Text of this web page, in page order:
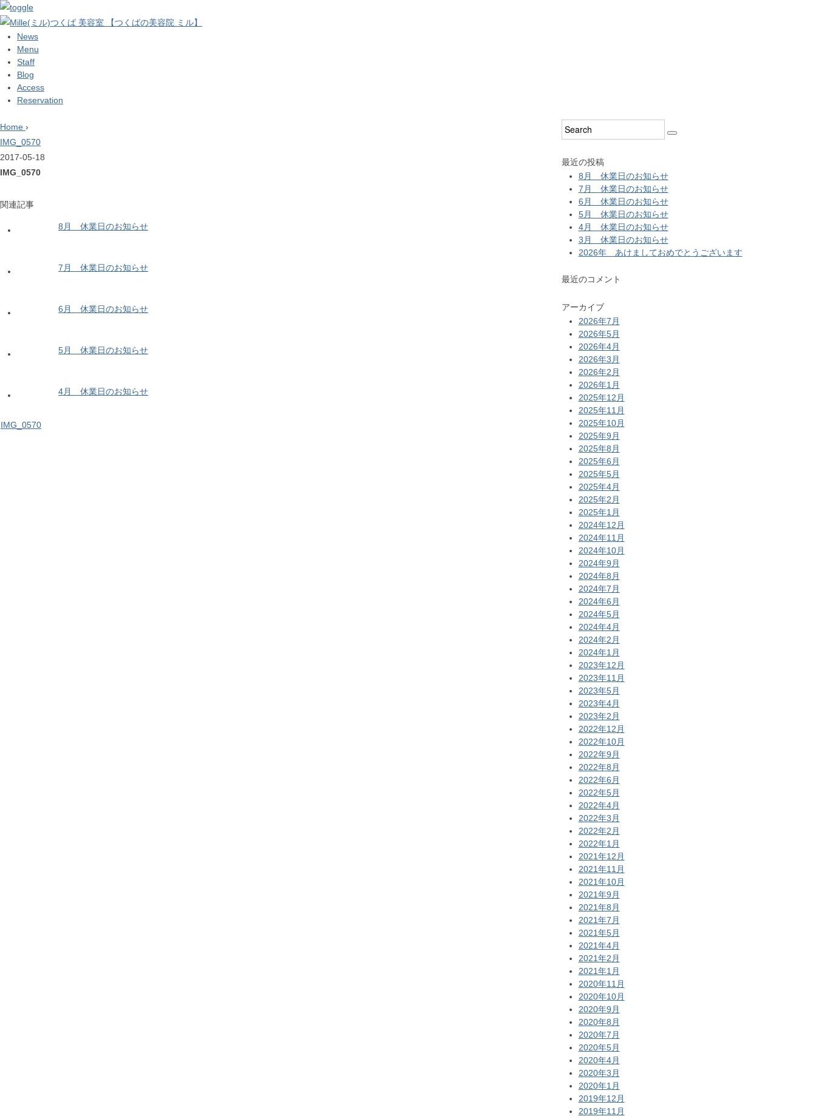
News
Menu
Staff
Blog
Access
Reservation
Home ›
IMG_0570
2017-05-18
IMG_0570
関連記事
8月 休業日のお知らせ
7月 休業日のお知らせ
6月 休業日のお知らせ
5月 休業日のお知らせ
4月 休業日のお知らせ
IMG_0570
最近の投稿
8月 休業日のお知らせ
7月 休業日のお知らせ
6月 休業日のお知らせ
5月 休業日のお知らせ
4月 休業日のお知らせ
3月 休業日のお知らせ
2026年 あけましておめでとうございます
最近のコメント
アーカイブ
2026年7月
2026年5月
2026年4月
2026年3月
2026年2月
2026年1月
2025年12月
2025年11月
2025年10月
2025年9月
2025年8月
2025年6月
2025年5月
2025年4月
2025年2月
2025年1月
2024年12月
2024年11月
2024年10月
2024年9月
2024年8月
2024年7月
2024年6月
2024年5月
2024年4月
2024年2月
2024年1月
2023年12月
2023年11月
2023年5月
2023年4月
2023年2月
2022年12月
2022年10月
2022年9月
2022年8月
2022年6月
2022年5月
2022年4月
2022年3月
2022年2月
2022年1月
2021年12月
2021年11月
2021年10月
2021年9月
2021年8月
2021年7月
2021年5月
2021年4月
2021年2月
2021年1月
2020年11月
2020年10月
2020年9月
2020年8月
2020年7月
2020年5月
2020年4月
2020年3月
2020年1月
2019年12月
2019年11月